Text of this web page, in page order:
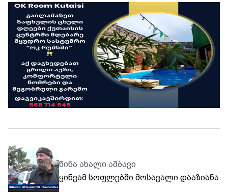
წინა ახალი ამბავი
ყინვამ სოფლებში მოსავალი დააზიანა